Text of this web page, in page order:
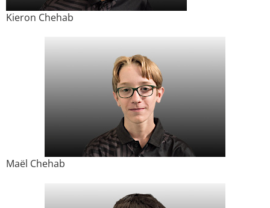
Kieron Chehab
Maël Chehab